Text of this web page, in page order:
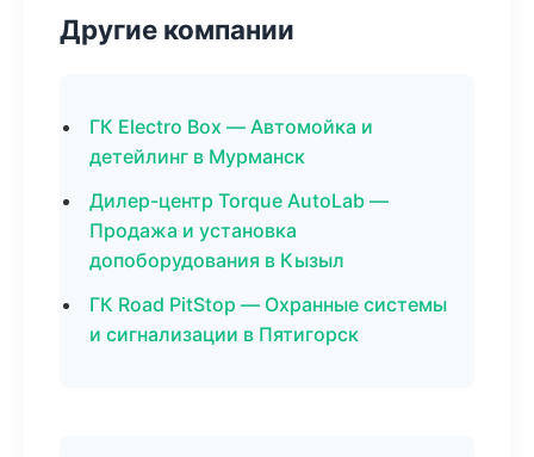
Другие компании
ГК Electro Box — Автомойка и
детейлинг в Мурманск
Дилер-центр Torque AutoLab —
Продажа и установка
допоборудования в Кызыл
ГК Road PitStop — Охранные системы
и сигнализации в Пятигорск